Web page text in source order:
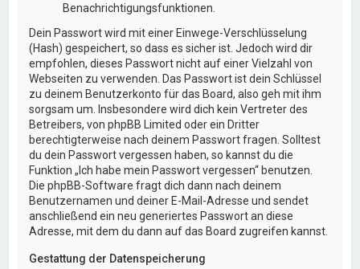
Benachrichtigungsfunktionen.
Dein Passwort wird mit einer Einwege-Verschlüsselung
(Hash) gespeichert, so dass es sicher ist. Jedoch wird dir
empfohlen, dieses Passwort nicht auf einer Vielzahl von
Webseiten zu verwenden. Das Passwort ist dein Schlüssel
zu deinem Benutzerkonto für das Board, also geh mit ihm
sorgsam um. Insbesondere wird dich kein Vertreter des
Betreibers, von phpBB Limited oder ein Dritter
berechtigterweise nach deinem Passwort fragen. Solltest
du dein Passwort vergessen haben, so kannst du die
Funktion „Ich habe mein Passwort vergessen“ benutzen.
Die phpBB-Software fragt dich dann nach deinem
Benutzernamen und deiner E-Mail-Adresse und sendet
anschließend ein neu generiertes Passwort an diese
Adresse, mit dem du dann auf das Board zugreifen kannst.
Gestattung der Datenspeicherung